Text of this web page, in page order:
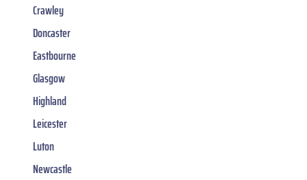
Crawley
Doncaster
Eastbourne
Glasgow
Highland
Leicester
Luton
Newcastle